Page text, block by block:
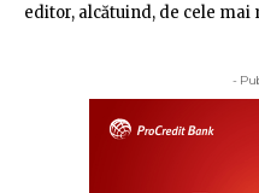
editor, alcătuind, de cele
-